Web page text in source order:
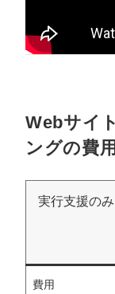
Webサイ
ングの費
実行支援のみ
費用